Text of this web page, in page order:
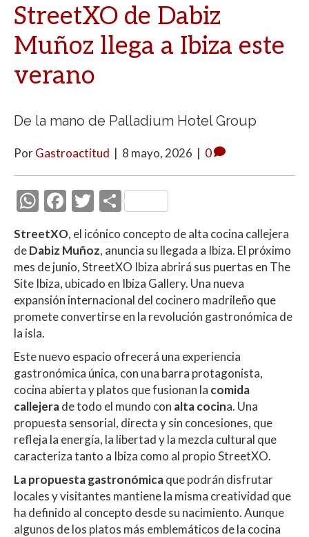
StreetXO de Dabiz
Muñoz llega a Ibiza este
verano
De la mano de Palladium Hotel Group
PorGastroactitud | 8 mayo, 2026 | 0
W
h
at
s
A
p
p
F
ac
e
b
o
o
T
w
itt
er
C
m
p
ar
ti
StreetXO, el icónico concepto de alta cocina callejera
deDabiz Muñoz, anuncia su llegada a Ibiza. El próximo
mes de junio, StreetXO Ibiza abrirá sus puertas en The
Site Ibiza, ubicado en Ibiza Gallery. Una nueva
expansión internacional del cocinero madrileño que
promete convertirse en la revolución gastronómica de
la isla.
Este nuevo espacio ofrecerá una experiencia
gastronómica única, con una barra protagonista,
cocina abierta y platos que fusionan la comida
callejerade todo el mundo con alta cocina. Una
propuesta sensorial, directa y sin concesiones, que
refleja la energía, la libertad y la mezcla cultural que
caracteriza tanto a Ibiza como al propio StreetXO.
La propuesta gastronómicaque podrán disfrutar
locales y visitantes mantiene la misma creatividad que
ha definido al concepto desde su nacimiento. Aunque
algunos de los platos más emblemáticos de la cocina